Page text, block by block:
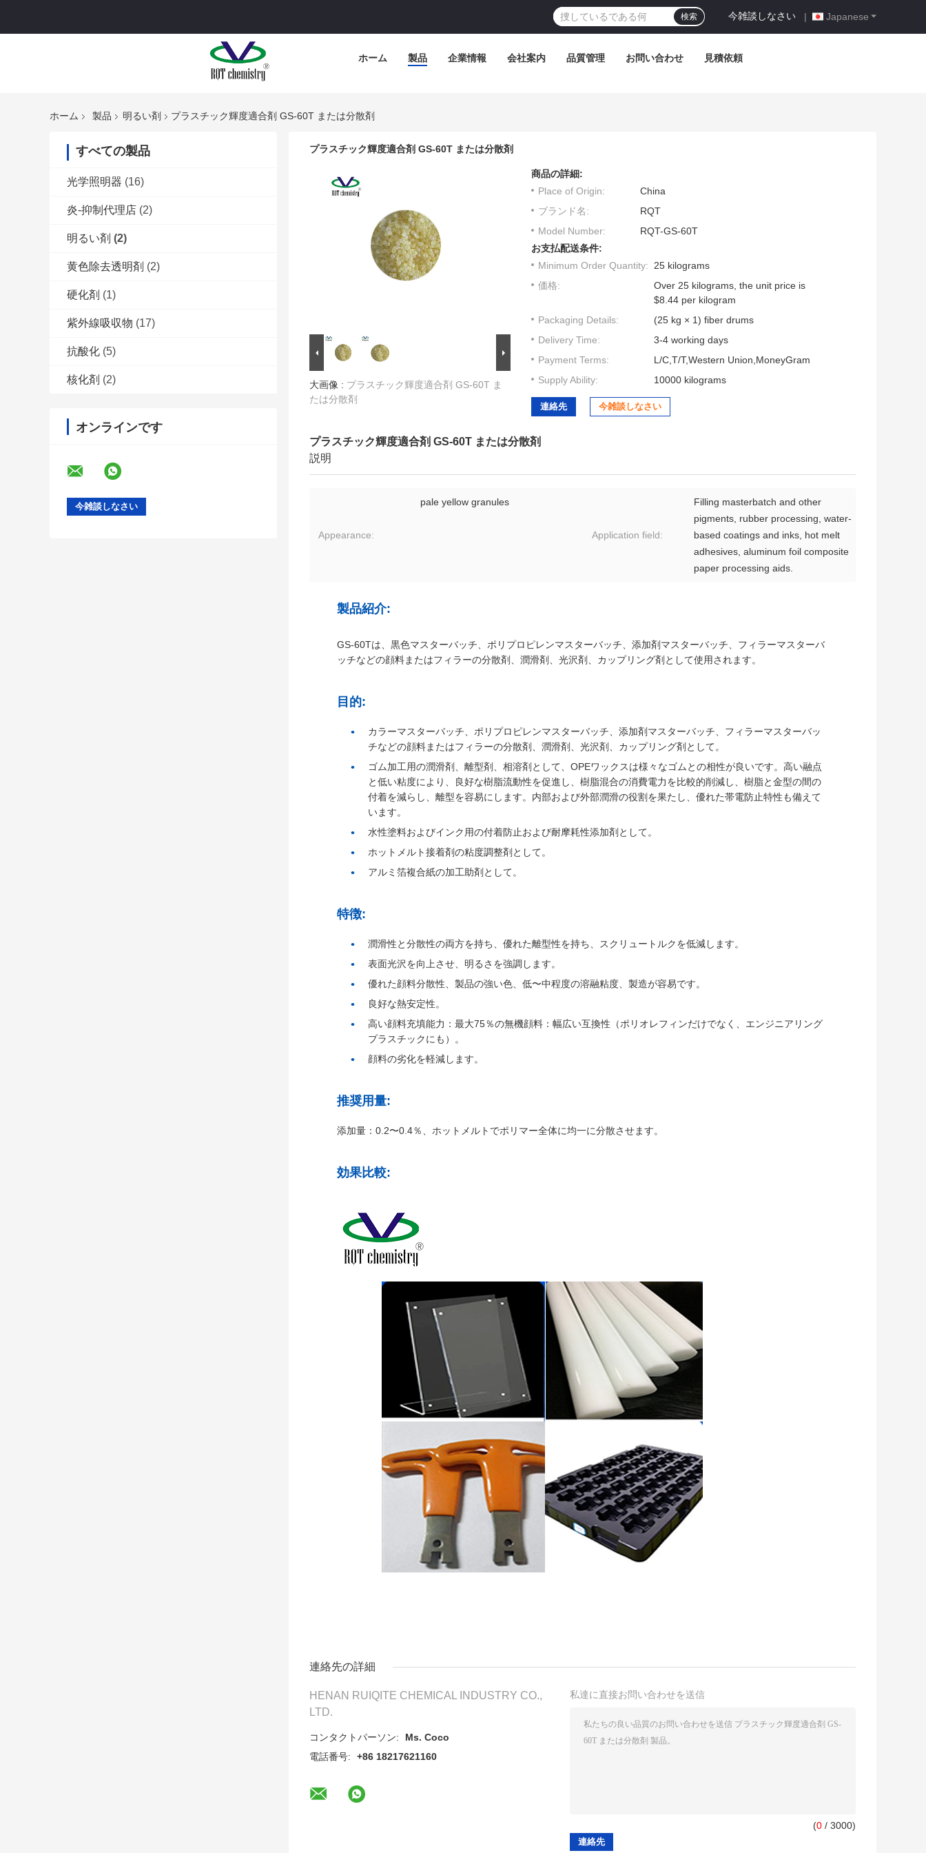
Japanese
今雑談しなさい |
検索
ホーム 製品 企業情報 会社案内 品質管理 お問い合わせ 見積依頼
ホーム 製品 明るい剤 プラスチック輝度適合剤 GS-60T または分散剤
すべての製品
光学照明器 (16)
炎-抑制代理店 (2)
明るい剤 (2)
黄色除去透明剤 (2)
硬化剤 (1)
紫外線吸収物 (17)
抗酸化 (5)
核化剤 (2)
オンラインです
プラスチック輝度適合剤 GS-60T または分散剤
大画像 : プラスチック輝度適合剤 GS-60T ま
たは分散剤
商品の詳細:
Place of Origin:
China
ブランド名:
RQT
Model Number:
RQT-GS-60T
お支払配送条件:
Minimum Order Quantity: 25 kilograms
価格:
Over 25 kilograms, the unit price is
$8.44 per kilogram
Packaging Details:
(25 kg × 1) fiber drums
Delivery Time:
3-4 working days
Payment Terms:
L/C,T/T,Western Union,MoneyGram
Supply Ability:
10000 kilograms
連絡先 今雑談しなさい
プラスチック輝度適合剤 GS-60T または分散剤
説明
Appearance:
pale yellow granules
Application field:
Filling masterbatch and other
pigments, rubber processing, water-
based coatings and inks, hot melt
adhesives, aluminum foil composite
paper processing aids.
製品紹介:
GS-60Tは、黒色マスターバッチ、ポリプロピレンマスターバッチ、添加剤マスターバッチ、フィラーマスターバ
ッチなどの顔料またはフィラーの分散剤、潤滑剤、光沢剤、カップリング剤として使用されます。
目的:
カラーマスターバッチ、ポリプロピレンマスターバッチ、添加剤マスターバッチ、フィラーマスターバッ
チなどの顔料またはフィラーの分散剤、潤滑剤、光沢剤、カップリング剤として。
ゴム加工用の潤滑剤、離型剤、相溶剤として、OPEワックスは様々なゴムとの相性が良いです。高い融点
と低い粘度により、良好な樹脂流動性を促進し、樹脂混合の消費電力を比較的削減し、樹脂と金型の間の
付着を減らし、離型を容易にします。内部および外部潤滑の役割を果たし、優れた帯電防止特性も備えて
います。
水性塗料およびインク用の付着防止および耐摩耗性添加剤として。
ホットメルト接着剤の粘度調整剤として。
アルミ箔複合紙の加工助剤として。
特徴:
潤滑性と分散性の両方を持ち、優れた離型性を持ち、スクリュートルクを低減します。
表面光沢を向上させ、明るさを強調します。
優れた顔料分散性、製品の強い色、低〜中程度の溶融粘度、製造が容易です。
良好な熱安定性。
高い顔料充填能力：最大75％の無機顔料：幅広い互換性（ポリオレフィンだけでなく、エンジニアリング
プラスチックにも）。
顔料の劣化を軽減します。
推奨用量:
添加量：0.2〜0.4％、ホットメルトでポリマー全体に均一に分散させます。
効果比較:
連絡先の詳細
HENAN RUIQITE CHEMICAL INDUSTRY CO.,
LTD.
コンタクトパーソン:
Ms. Coco
電話番号:
+86 18217621160
私達に直接お問い合わせを送信
(0 / 3000)